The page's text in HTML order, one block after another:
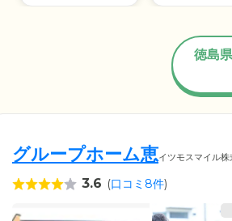
徳島
グループホーム恵イツモスマイル株
3.6 (口コミ8件)